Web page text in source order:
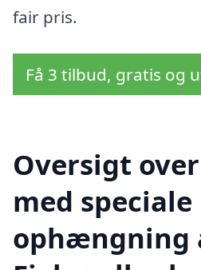
fair pris.
Få 3 tilbud, gratis og
Oversigt
med speciale
ophængning